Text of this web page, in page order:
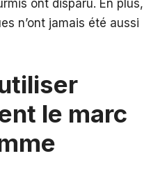
ont disparu. En plus,
n’ont jamais été aussi
le marc